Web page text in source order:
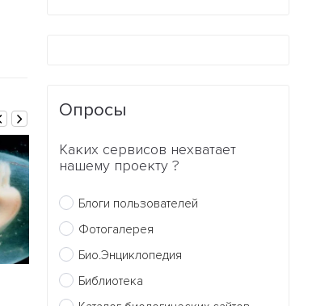
22.03.2016
Опросы
Каких сервисов нехватает
нашему проекту ?
Блоги пользователей
Фотогалерея
Био.Энциклопедия
Библиотека